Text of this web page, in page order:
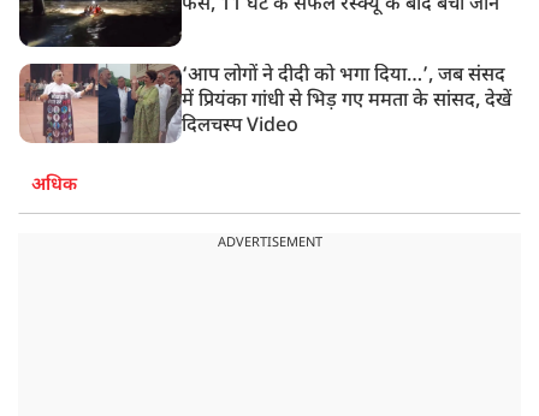
‘आप लोगों ने दीदी को भगा दिया…’, जब संसद
में प्रियंका गांधी से भिड़ गए ममता के सांसद, देखें
दिलचस्प Video
अधिक
ADVERTISEMENT